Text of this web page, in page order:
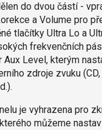
do dvou částí -
a Volume pro
tlačítky Ultra Lo a
frekvenčních
Level, kterým
zdroje zvuku
je vyhrazena pro
můžeme